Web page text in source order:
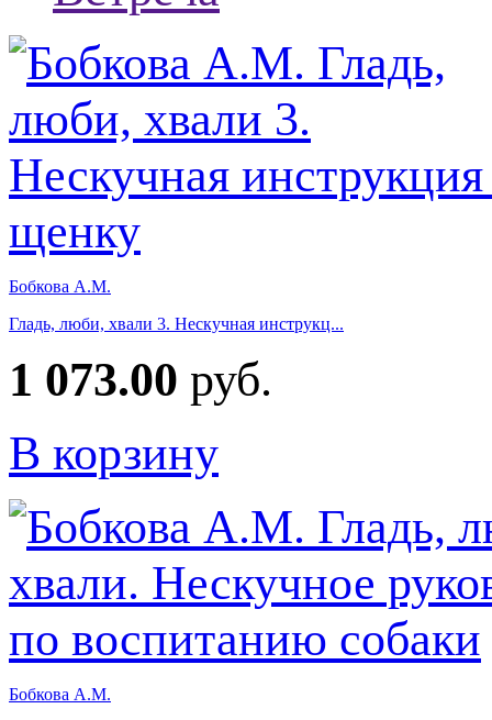
Бобкова А.М.
Гладь, люби, хвали 3. Нескучная инструкц...
1 073.00 руб.
В корзину
Бобкова А.М.